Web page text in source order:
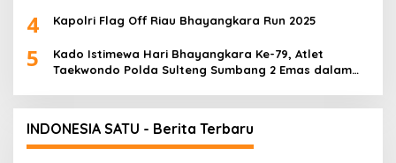
4 Kapolri Flag Off Riau Bhayangkara Run 2025
5
Kado Istimewa Hari Bhayangkara Ke-79, Atlet
Taekwondo Polda Sulteng Sumbang 2 Emas dalam
INDONESIA SATU - Berita Terbaru